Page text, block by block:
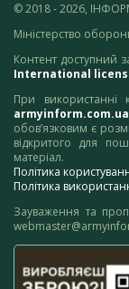
© 2018 - 2026,
Міністерство
Контент доступний
International
При використанні
armyinform.com.ua
обов’язковим є
відкритого для
матеріал.
Політика
Політика
Зауваження та